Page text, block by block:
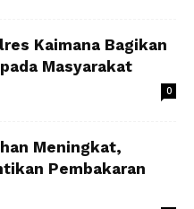
Kaimana Bagikan
Masyarakat
0
Meningkat,
Pembakaran